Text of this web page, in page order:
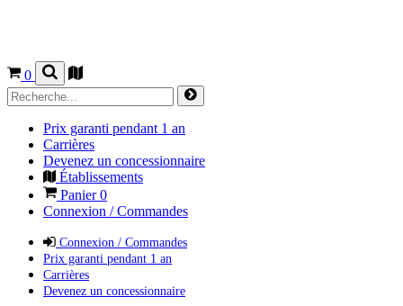
0
Prix garanti pendant 1 an
Carrières
Devenez un concessionnaire
Établissements
Panier0
Connexion / Commandes
Connexion / Commandes
Prix garanti pendant 1 an
Carrières
Devenez un concessionnaire